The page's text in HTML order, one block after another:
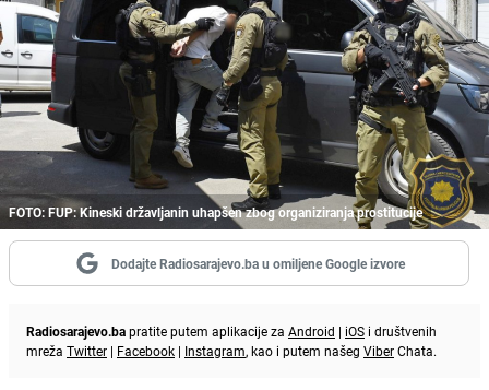
FOTO: FUP: Kineski državljanin uhapšen zbog organiziranja prostitucije
Dodajte Radiosarajevo.ba u omiljene Google izvore
Radiosarajevo.bapratite putem aplikacije za Android | iOS i društvenih
mreža Twitter | Facebook | Instagram, kao i putem našeg ViberChata.